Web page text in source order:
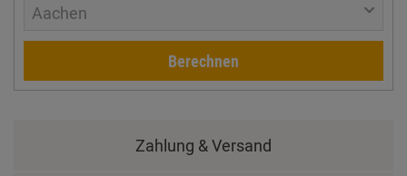
Aachen
Berechnen
Zahlung & Versand